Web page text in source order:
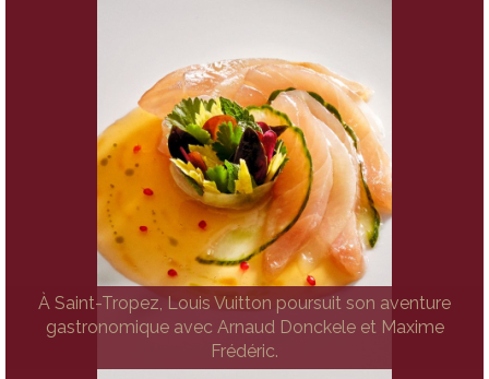
À Saint-Tropez, Louis Vuitton poursuit son aventure
gastronomique avec Arnaud Donckele et Maxime
Frédéric.